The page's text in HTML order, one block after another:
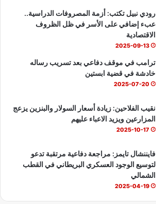
e
رودي نبيل تكتب: أزمة المصروفات الدراسية..
عبء إضافي على الأسر في ظل الظروف
الاقتصادية
2025-09-13
ترامب في موقف دفاعي بعد تسريب رساله
خادشة في قضية ابستين
2025-07-20
نقيب الفلاحين: زيادة أسعار السولار والبنزين يزعج
المزارعين ويزيد الاعباء عليهم
2025-10-17
فايننشال تايمز: مراجعة دفاعية مرتقبة تدعو
لتوسيع الوجود العسكري البريطاني في القطب
الشمالي
2025-04-19